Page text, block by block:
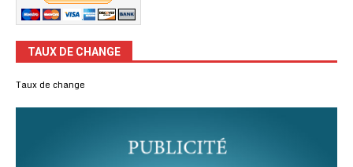
TAUX DE CHANGE
Taux de change